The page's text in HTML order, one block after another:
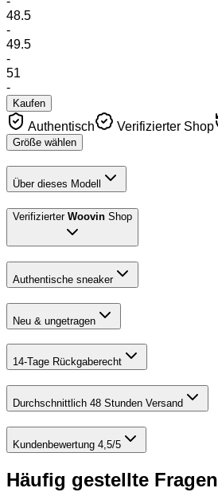
48.5
-
49.5
-
51
-
Kaufen
Authentisch Verifizierter Shop
Größe wählen
Über dieses Modell
Verifizierter Woovin Shop
Authentische sneaker
Neu & ungetragen
14-Tage Rückgaberecht
Durchschnittlich 48 Stunden Versand
Kundenbewertung 4,5/5
Häufig gestellte Fragen